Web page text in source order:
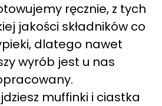
ręcznie, z tych
jakości składników co
dlatego nawet
wyrób jest u nas
muffinki i ciastka